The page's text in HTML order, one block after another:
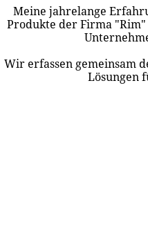
Meine jahrelange
Produkte der Firma
Wir erfassen gemeinsam
Lösungen